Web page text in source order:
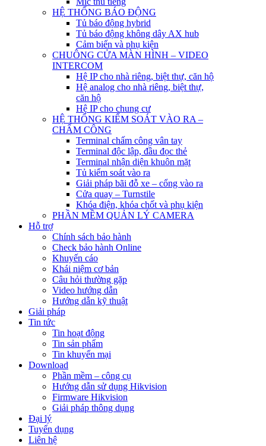
HỆ THỐNG BÁO ĐỘNG
Tủ báo động hybrid
Tủ báo động không dây AX hub
Cảm biến và phụ kiện
CHUÔNG CỬA MÀN HÌNH – VIDEO
INTERCOM
Hệ IP cho nhà riêng, biệt thự, căn hộ
Hệ analog cho nhà riêng, biệt thự,
căn hộ
Hệ IP cho chung cư
HỆ THỐNG KIỂM SOÁT VÀO RA –
CHẤM CÔNG
Terminal chấm công vân tay
Terminal độc lập, đầu đọc thẻ
Terminal nhận diện khuôn mặt
Tủ kiểm soát vào ra
Giải pháp bãi đỗ xe – cổng vào ra
Cửa quay – Turnstile
Khóa điện, khóa chốt và phụ kiện
PHẦN MỀM QUẢN LÝ CAMERA
Hỗ trợ
Chính sách bảo hành
Check bảo hành Online
Khuyến cáo
Khái niệm cơ bản
Câu hỏi thường gặp
Video hướng dẫn
Hướng dẫn kỹ thuật
Giải pháp
Tin tức
Tin hoạt động
Tin sản phẩm
Tin khuyến mại
Download
Phần mềm – công cụ
Hướng dẫn sử dụng Hikvision
Firmware Hikvision
Giải pháp thông dụng
Đại lý
Tuyển dụng
Liên hệ